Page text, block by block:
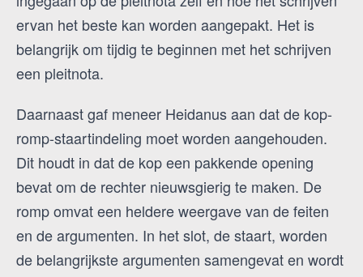
ervan het beste kan worden aangepakt. Het is
belangrijk om tijdig te beginnen met het schrijven
een pleitnota.
Daarnaast gaf meneer Heidanus aan dat de kop-
romp-staartindeling moet worden aangehouden.
Dit houdt in dat de kop een pakkende opening
bevat om de rechter nieuwsgierig te maken. De
romp omvat een heldere weergave van de feiten
en de argumenten. In het slot, de staart, worden
de belangrijkste argumenten samengevat en wordt